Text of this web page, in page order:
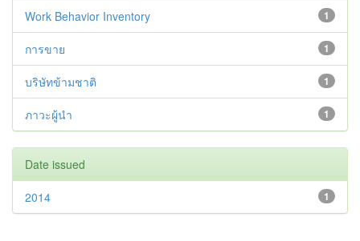
1
Work Behavior Inventory
1
การขาย
1
บริษัทข้ามชาติ
1
ภาวะผู้นำ
Date issued
1
2014